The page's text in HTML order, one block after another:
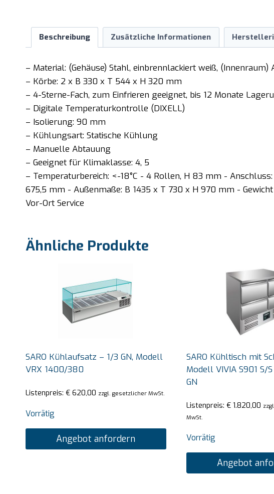
Beschreibung Zusätzliche Informationen
– Material: (Gehäuse) Stahl, einbrennlackiert weiß,
– Körbe: 2 x B 330 x T 544 x H 320 mm
– 4-Sterne-Fach, zum Einfrieren geeignet, bis 12 Monate
– Digitale Temperaturkontrolle (DIXELL)
– Isolierung: 90 mm
– Kühlungsart: Statische Kühlung
– Manuelle Abtauung
– Geeignet für Klimaklasse: 4, 5
– Temperaturbereich: <-18°C - 4 Rollen, H 83 mm -
675,5 mm - Außenmaße: B 1435 x T 730 x H 970 mm -
Vor-Ort Service
Ähnliche Produkte
SARO Kühlaufsatz – 1/3 GN, Modell
VRX 1400/380
Listenpreis: € 620,00 zzgl. gesetzlicher MwSt.
Vorrätig
Angebot anfordern
SARO Kühltisch mit
Modell VIVIA S901 S/
GN
Listenpreis: €1.820,00
MwSt.
Vorrätig
Angebot